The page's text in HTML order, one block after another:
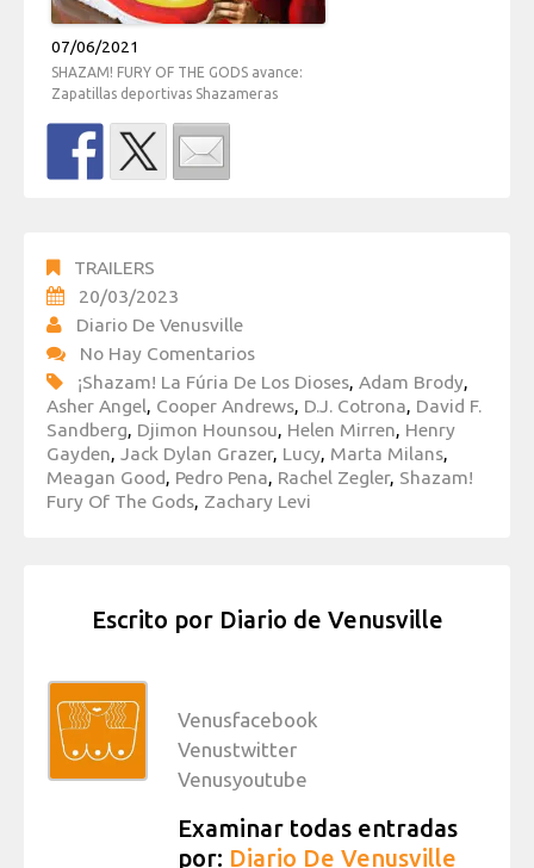
07/06/2021
SHAZAM! FURY OF THE GODS avance:
Zapatillas deportivas Shazameras
TRAILERS
20/03/2023
Diario De Venusville
No Hay Comentarios
¡Shazam! La Fúria De Los Dioses, Adam Brody,
Asher Angel, Cooper Andrews, D.J. Cotrona, David F.
Sandberg, Djimon Hounsou, Helen Mirren, Henry
Gayden, Jack Dylan Grazer, Lucy, Marta Milans,
Meagan Good, Pedro Pena, Rachel Zegler, Shazam!
Fury Of The Gods, Zachary Levi
Escrito por Diario de Venusville
Venusfacebook
Venustwitter
Venusyoutube
Examinar todas entradas
por: Diario De Venusville